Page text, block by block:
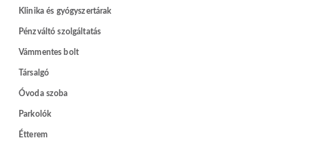
Klinika és gyógyszertárak
Pénzváltó szolgáltatás
Vámmentes bolt
Társalgó
Óvoda szoba
Parkolók
Étterem